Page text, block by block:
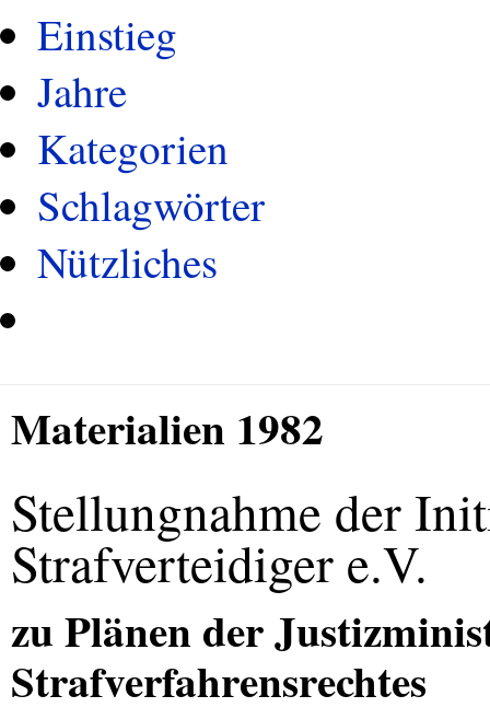
Einstieg
Jahre
Kategorien
Schlagwörter
Nützliches
Materialien 1982
Stellungnahme der
Strafverteidiger e.V.
zu Plänen der
Strafverfahrensrechtes